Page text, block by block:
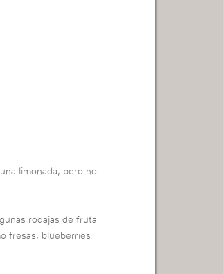
limonada, pero no
rodajas de fruta
fresas, blueberries